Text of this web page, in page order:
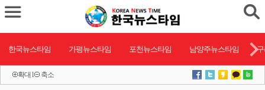
한국뉴스타임 가평뉴스타임 포천뉴스타임 남양주뉴스타임
확대 l 축소